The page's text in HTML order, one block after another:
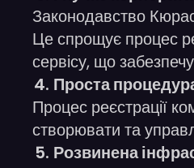
Законодавство
Це спрощує процес
сервісу, що
Проста
Процес реєстрації
створювати та
Розвинена